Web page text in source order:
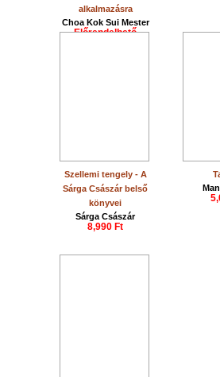
alkalmazásra
Choa Kok Sui Mester
Előrendelhető
Szellemi tengely - A
Sárga Császár belső
könyvei
Sárga Császár
8,990 Ft